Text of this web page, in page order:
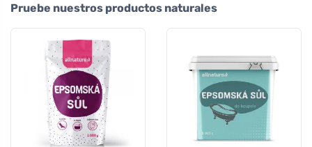
Pruebe nuestros productos naturales